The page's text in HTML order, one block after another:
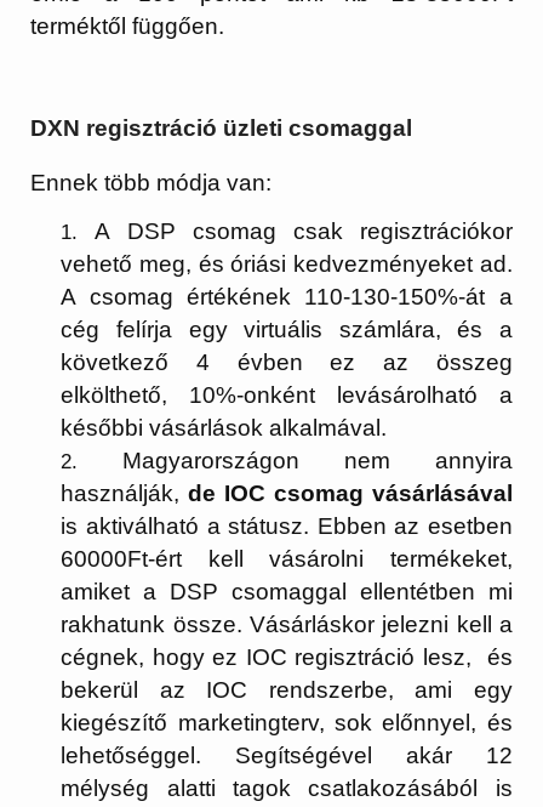
terméktől függően.
DXN regisztráció üzleti csomaggal
Ennek több módja van:
A DSP csomag csak regisztrációkor
vehető meg, és óriási kedvezményeket ad.
A csomag értékének 110-130-150%-át a
cég felírja egy virtuális számlára, és a
következő 4 évben ez az összeg
elkölthető, 10%-onként levásárolható a
későbbi vásárlások alkalmával.
Magyarországon nem annyira
használják,de IOC csomag vásárlásával
is aktiválható a státusz. Ebben az esetben
60000Ft-ért kell vásárolni termékeket,
amiket a DSP csomaggal ellentétben mi
rakhatunk össze. Vásárláskor jelezni kell a
cégnek, hogy ez IOC regisztráció lesz, és
bekerül az IOC rendszerbe, ami egy
kiegészítő marketingterv, sok előnnyel, és
lehetőséggel. Segítségével akár 12
mélység alatti tagok csatlakozásából is